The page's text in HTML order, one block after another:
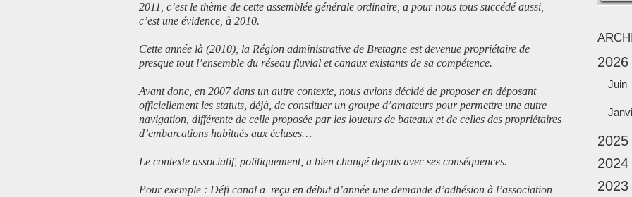
2011, c’est le thème de cette assemblée générale ordinaire, a pour nous tous succédé aussi,
c’est une évidence, à 2010.
Cette année là (2010), la Région administrative de Bretagne est devenue propriétaire de
presque tout l’ensemble du réseau fluvial et canaux existants de sa compétence.
Avant donc, en 2007 dans un autre contexte, nous avions décidé de proposer en déposant
officiellement les statuts, déjà, de constituer un groupe d’amateurs pour permettre une autre
navigation, différente de celle proposée par les loueurs de bateaux et de celles des propriétaires
d’embarcations habitués aux écluses…
Le contexte associatif, politiquement, a bien changé depuis avec ses conséquences.
Pour exemple : Défi canal a reçu en début d’année une demande d’adhésion à l’association
2026
Juin
2025
2024
2023